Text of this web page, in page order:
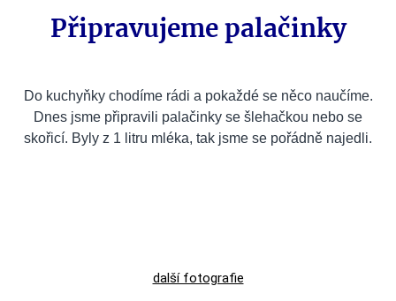
Připravujeme palačinky
Do kuchyňky chodíme rádi a pokaždé se něco naučíme.
Dnes jsme připravili palačinky se šlehačkou nebo se
skořicí. Byly z 1 litru mléka, tak jsme se pořádně najedli.
další fotografie